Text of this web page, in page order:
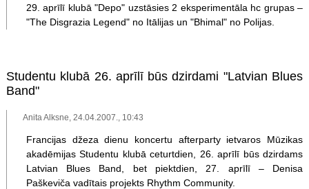
29. aprīlī klubā "Depo" uzstāsies 2 eksperimentāla hc grupas –
"The Disgrazia Legend" no Itālijas un "Bhimal" no Polijas.
Studentu klubā 26. aprīlī būs dzirdami "Latvian Blues
Band"
Anita Alksne, 24.04.2007., 10:43
Francijas džeza dienu koncertu afterparty ietvaros Mūzikas
akadēmijas Studentu klubā ceturtdien, 26. aprīlī būs dzirdams
Latvian Blues Band, bet piektdien, 27. aprīlī – Denisa
Paškeviča vadītais projekts Rhythm Community.